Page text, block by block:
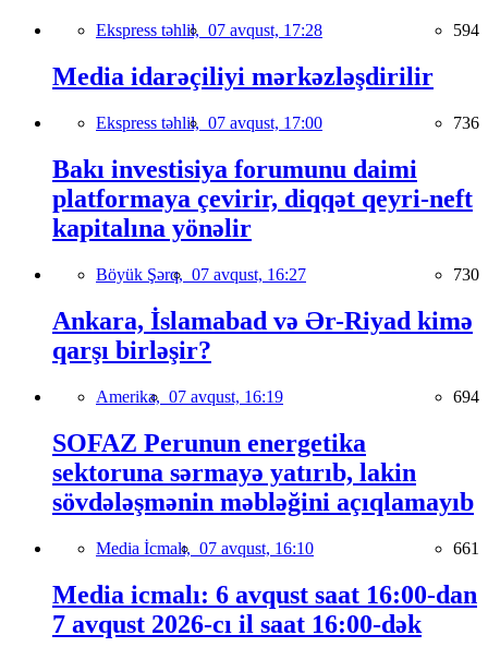
Ekspress təhlil, 07 avqust, 17:28 594
Media idarəçiliyi mərkəzləşdirilir
Ekspress təhlil, 07 avqust, 17:00 736
Bakı investisiya forumunu daimi
platformaya çevirir, diqqət qeyri-neft
kapitalına yönəlir
Böyük Şərq, 07 avqust, 16:27 730
Ankara, İslamabad və Ər-Riyad kimə
qarşı birləşir?
Amerika, 07 avqust, 16:19 694
SOFAZ Perunun energetika
sektoruna sərmayə yatırıb, lakin
sövdələşmənin məbləğini açıqlamayıb
Media İcmalı, 07 avqust, 16:10 661
Media icmalı: 6 avqust saat 16:00-dan
7 avqust 2026-cı il saat 16:00-dək